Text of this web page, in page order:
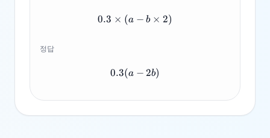
0.3 \times (a-b \times 2)
0.3 × (a − b × 2)
정답
0.3(a-2b)
0.3(a − 2b)